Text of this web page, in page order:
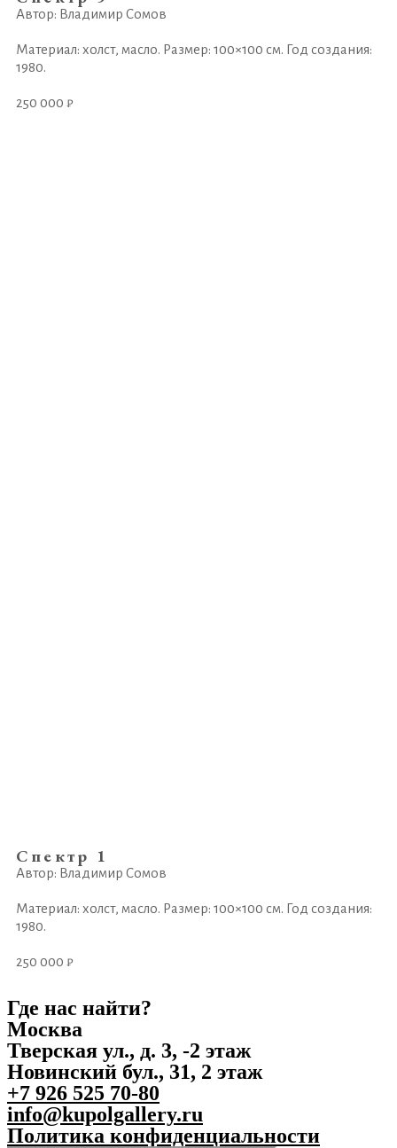
Автор: Владимир Сомов
Материал: холст, масло. Размер: 100×100 см. Год создания:
1980.
250 000 ₽
Спектр 1
Автор: Владимир Сомов
Материал: холст, масло. Размер: 100×100 см. Год создания:
1980.
250 000 ₽
Где нас найти?
Москва
Тверская ул., д. 3, -2 этаж
Новинский бул., 31, 2 этаж
+7 926 525 70-80
info@kupolgallery.ru
Политика конфиденциальности